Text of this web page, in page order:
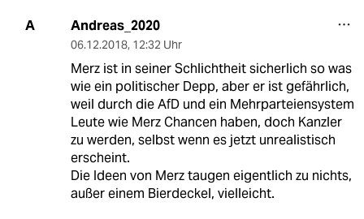
A Andreas_2020
06.12.2018, 12:32 Uhr
Merz ist in seiner Schlichtheit sicherlich so was
wie ein politischer Depp, aber er ist gefährlich,
weil durch die AfD und ein Mehrparteiensystem
Leute wie Merz Chancen haben, doch Kanzler
zu werden, selbst wenn es jetzt unrealistisch
erscheint.
Die Ideen von Merz taugen eigentlich zu nichts,
außer einem Bierdeckel, vielleicht.